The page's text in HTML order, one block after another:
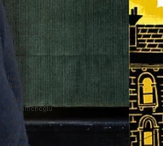
umut
-Doğuş
Sarpkaya
-Haziran
Düzkan
-Asuman
Kafaoğlu-
Büke
-Hikmet
Hükümenoğlu
-Seda Ateş
-Murat